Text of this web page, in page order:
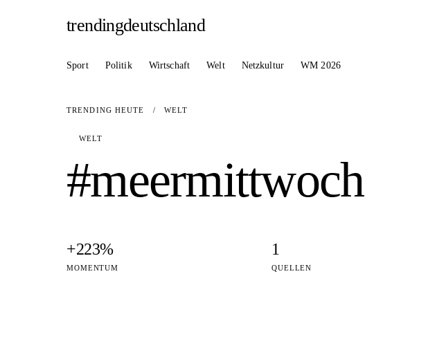
trendingdeutschland
Sport Politik Wirtschaft Welt Netzkultur WM 2026
TRENDING HEUTE / WELT
WELT
#meermittwoch
+223%
MOMENTUM
1
QUELLEN